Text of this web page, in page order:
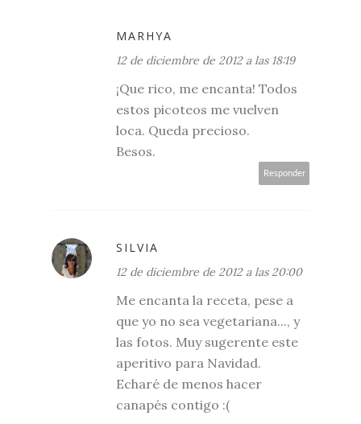
MARHYA
12 de diciembre de 2012 a las 18:19
¡Que rico, me encanta! Todos
estos picoteos me vuelven
loca. Queda precioso.
Besos.
Responder
SILVIA
12 de diciembre de 2012 a las 20:00
Me encanta la receta, pese a
que yo no sea vegetariana..., y
las fotos. Muy sugerente este
aperitivo para Navidad.
Echaré de menos hacer
canapés contigo :(